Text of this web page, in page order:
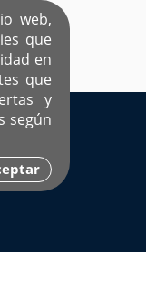
web,
que
en
que
y
según